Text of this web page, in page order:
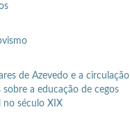
de Azevedo e a circulação
sobre a educação de cegos
no século XIX